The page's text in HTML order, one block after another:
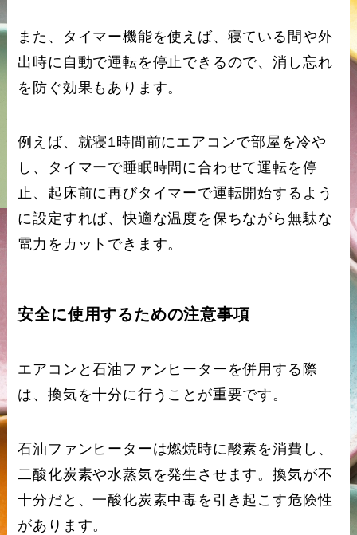
また、タイマー機能を使えば、寝ている間や外
出時に自動で運転を停止できるので、消し忘れ
を防ぐ効果もあります。
例えば、就寝1時間前にエアコンで部屋を冷や
し、タイマーで睡眠時間に合わせて運転を停
止、起床前に再びタイマーで運転開始するよう
に設定すれば、快適な温度を保ちながら無駄な
電力をカットできます。
安全に使用するための注意事項
エアコンと石油ファンヒーターを併用する際
は、換気を十分に行うことが重要です。
石油ファンヒーターは燃焼時に酸素を消費し、
二酸化炭素や水蒸気を発生させます。換気が不
十分だと、一酸化炭素中毒を引き起こす危険性
があります。